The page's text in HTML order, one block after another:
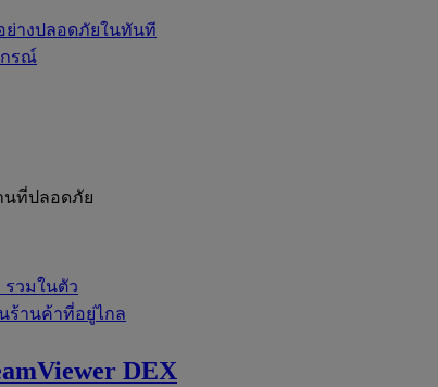
างปลอดภัยในทันที
กรณ์
นที่ปลอดภัย
รวมในตัว
ร้านค้าที่อยู่ไกล
DEX